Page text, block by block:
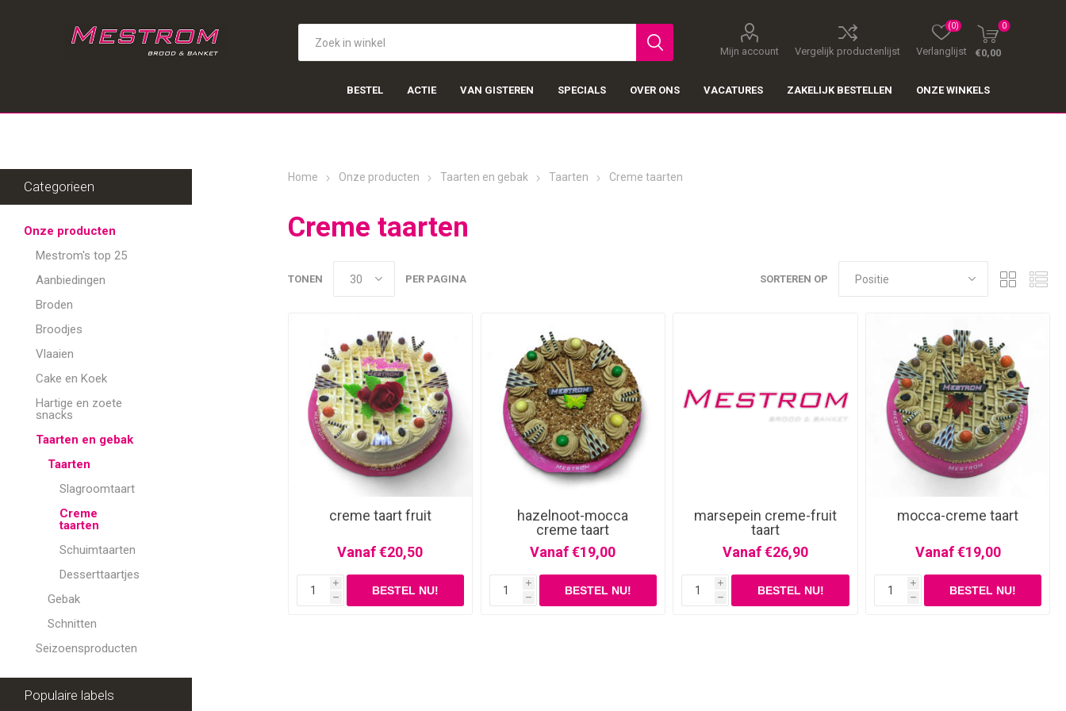
Mijn account Vergelijk productenlijst Verlanglijst
(0) 0
€0,00
BESTEL ACTIE VAN GISTEREN SPECIALS OVER ONS VACATURES ZAKELIJK BESTELLEN ONZE WINKELS
Home Onze producten Taarten en gebak Taarten Creme taarten
Creme taarten
SORTEREN OP
TONEN PER PAGINA
creme taart fruit
Vanaf €20,50
i
h
hazelnoot-mocca
creme taart
Vanaf €19,00
i
h
marsepein creme-fruit
taart
Vanaf €26,90
i
h
mocca-creme taart
Vanaf €19,00
i
h
Categorieen
Onze producten
Mestrom's top 25
Aanbiedingen
Broden
Broodjes
Vlaaien
Cake en Koek
Hartige en zoete
snacks
Taarten en gebak
Taarten
Slagroomtaart
Creme
taarten
Schuimtaarten
Desserttaartjes
Gebak
Schnitten
Seizoensproducten
Populaire labels